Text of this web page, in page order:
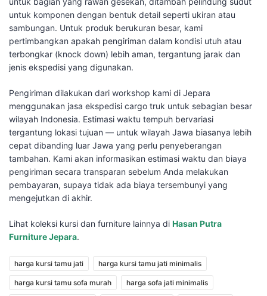
untuk komponen dengan bentuk detail seperti ukiran atau
sambungan. Untuk produk berukuran besar, kami
pertimbangkan apakah pengiriman dalam kondisi utuh atau
terbongkar (knock down) lebih aman, tergantung jarak dan
jenis ekspedisi yang digunakan.
Pengiriman dilakukan dari workshop kami di Jepara
menggunakan jasa ekspedisi cargo truk untuk sebagian besar
wilayah Indonesia. Estimasi waktu tempuh bervariasi
tergantung lokasi tujuan — untuk wilayah Jawa biasanya lebih
cepat dibanding luar Jawa yang perlu penyeberangan
tambahan. Kami akan informasikan estimasi waktu dan biaya
pengiriman secara transparan sebelum Anda melakukan
pembayaran, supaya tidak ada biaya tersembunyi yang
mengejutkan di akhir.
Lihat koleksi kursi dan furniture lainnya di Hasan Putra
Furniture Jepara.
harga kursi tamu jati harga kursi tamu jati minimalis
harga kursi tamu sofa murah harga sofa jati minimalis